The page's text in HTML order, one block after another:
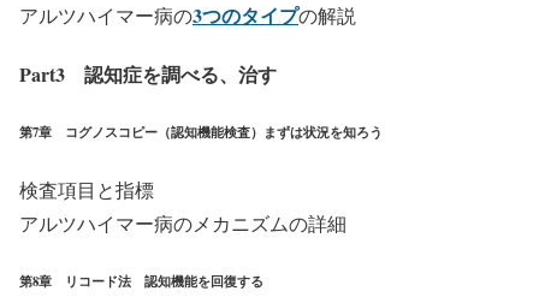
アルツハイマー病の3つのタイプの解説
Part3 認知症を調べる、治す
第7章 コグノスコピー（認知機能検査）まずは状況を知ろう
検査項目と指標
アルツハイマー病のメカニズムの詳細
第8章 リコード法 認知機能を回復する